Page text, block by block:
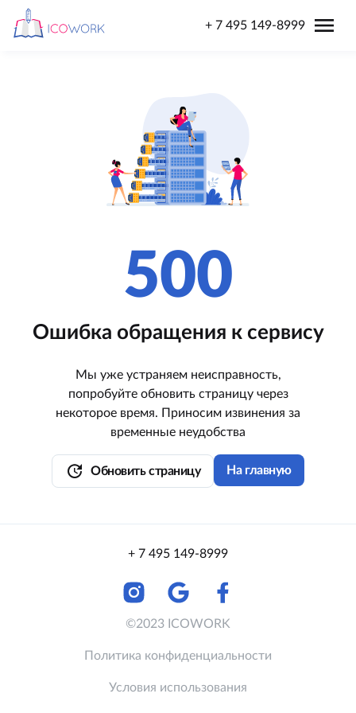
+ 7 495 149-8999 menu
500
Ошибка обращения к сервису
Мы уже устраняем неисправность,
попробуйте обновить страницу через
некоторое время. Приносим извинения за
временные неудобства
update Обновить страницу На главную
+ 7 495 149-8999
©2023 ICOWORK
Политика конфиденциальности
Условия использования